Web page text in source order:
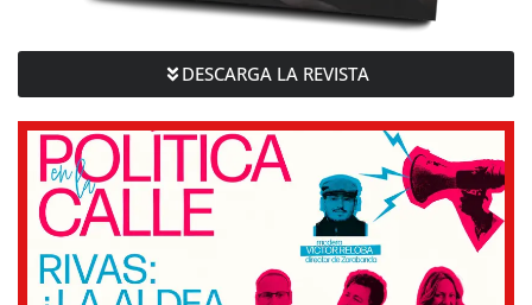
DESCARGA LA REVISTA